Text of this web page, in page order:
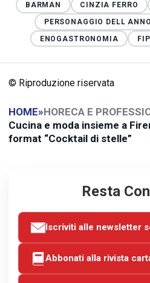
BARMAN
CINZIA FERRO
PERSONAGGIO DELL ANNO
ENOGASTRONOMIA
© Riproduzione riservata
HOME»HORECA E
Cucina e moda insieme a
format “Cocktail di stelle”
Resta
Iscriviti alle newsletter
Abbonati alla rivista